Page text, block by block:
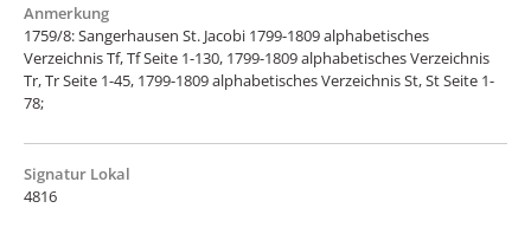
Anmerkung
1759/8: Sangerhausen St. Jacobi 1799-1809 alphabetisches
Verzeichnis Tf, Tf Seite 1-130, 1799-1809 alphabetisches Verzeichnis
Tr, Tr Seite 1-45, 1799-1809 alphabetisches Verzeichnis St, St Seite 1-
78;
Signatur Lokal
4816